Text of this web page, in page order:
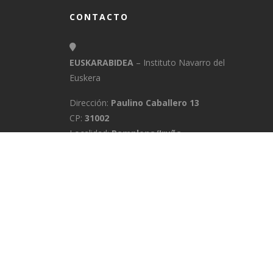
CONTACTO
EUSKARABIDEA – Instituto Navarro del
Euskera
Dirección: Paulino Caballero 13
CP: 31002
Localidad:Pamplona/Iruña